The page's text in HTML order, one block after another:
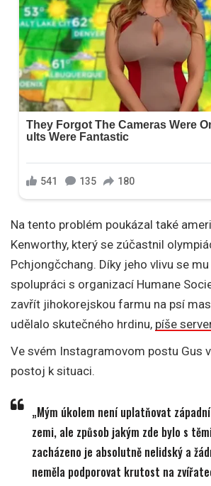
Na tento problém poukázal také
Kenworthy, který se zúčastnil
Pchjongčchang. Díky jeho vlivu se
spolupráci s organizací Humane
zavřít jihokorejskou farmu na psí
udělalo skutečného hrdinu, píše
Ve svém Instagramovom postu Gus
postoj k situaci.
„Mým úkolem není uplatňovat
zemi, ale způsob jakým zde bylo s
zacházeno je absolutně nelidský a
neměla podporovat krutost na